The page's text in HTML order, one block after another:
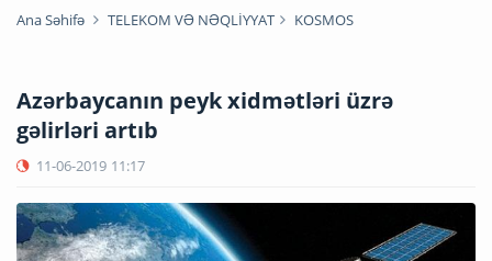
Ana Səhifə TELEKOM VƏ NƏQLİYYAT KOSMOS
Azərbaycanın peyk xidmətləri üzrə
gəlirləri artıb
11-06-2019 11:17